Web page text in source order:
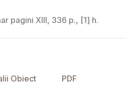
pagini XIII, 336 p., [1] h.
Obiect PDF